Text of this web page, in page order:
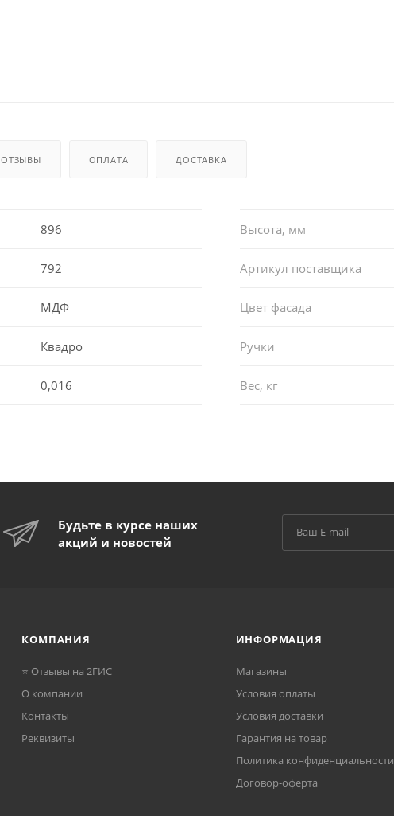
ОТЗЫВЫ ОПЛАТА ДОСТАВКА
896 Высота, мм
792 Артикул поставщика
МДФ Цвет фасада
Квадро Ручки
0,016 Вес, кг
Будьте в курсе наших
акций и новостей
КОМПАНИЯ
⭐ Отзывы на 2ГИС
О компании
Контакты
Реквизиты
ИНФОРМАЦИЯ
Магазины
Условия оплаты
Условия доставки
Гарантия на товар
Политика конфиденциальности
Договор-оферта